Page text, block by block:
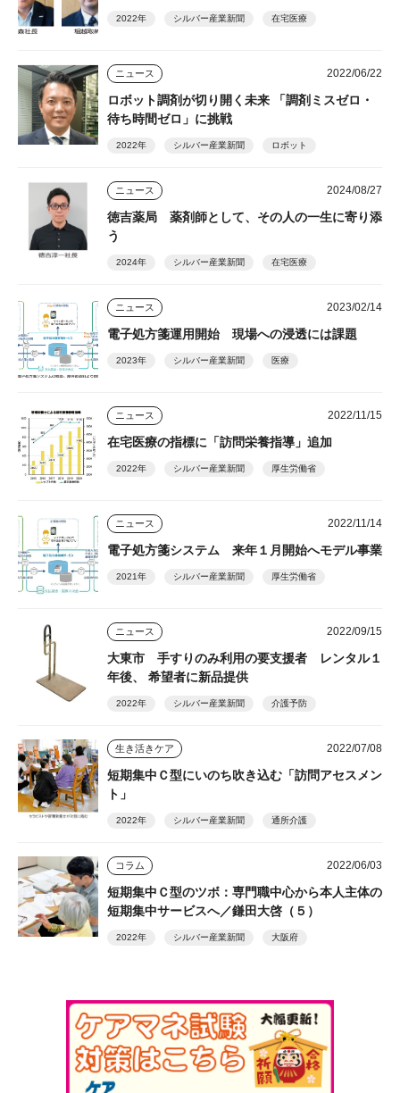
2022年 シルバー産業新聞 在宅医療
ニュース 2022/06/22
ロボット調剤が切り開く未来 「調剤ミスゼロ・
待ち時間ゼロ」に挑戦
2022年 シルバー産業新聞 ロボット
ニュース 2024/08/27
徳吉薬局 薬剤師として、その人の一生に寄り添
う
2024年 シルバー産業新聞 在宅医療
ニュース 2023/02/14
電子処方箋運用開始 現場への浸透には課題
2023年 シルバー産業新聞 医療
ニュース 2022/11/15
在宅医療の指標に「訪問栄養指導」追加
2022年 シルバー産業新聞 厚生労働省
ニュース 2022/11/14
電子処方箋システム 来年１月開始へモデル事業
2021年 シルバー産業新聞 厚生労働省
ニュース 2022/09/15
大東市 手すりのみ利用の要支援者 レンタル１
年後、 希望者に新品提供
2022年 シルバー産業新聞 介護予防
生き活きケア 2022/07/08
短期集中Ｃ型にいのち吹き込む「訪問アセスメン
ト」
2022年 シルバー産業新聞 通所介護
コラム 2022/06/03
短期集中Ｃ型のツボ：専門職中心から本人主体の
短期集中サービスへ／鎌田大啓（５）
2022年 シルバー産業新聞 大阪府